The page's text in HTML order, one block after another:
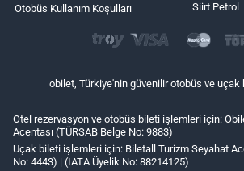
Otobüs Kullanım Koşulları
Siirt Petrol
obilet, Türkiye'nin güvenilir otobüs ve
Otel rezervasyon ve otobüs bileti işlemleri için:
Acentası (TÜRSAB Belge No: 9883)
Uçak bileti işlemleri için: Biletall Turizm Seyahat
No: 4443) | (IATA Üyelik No: 88214125)